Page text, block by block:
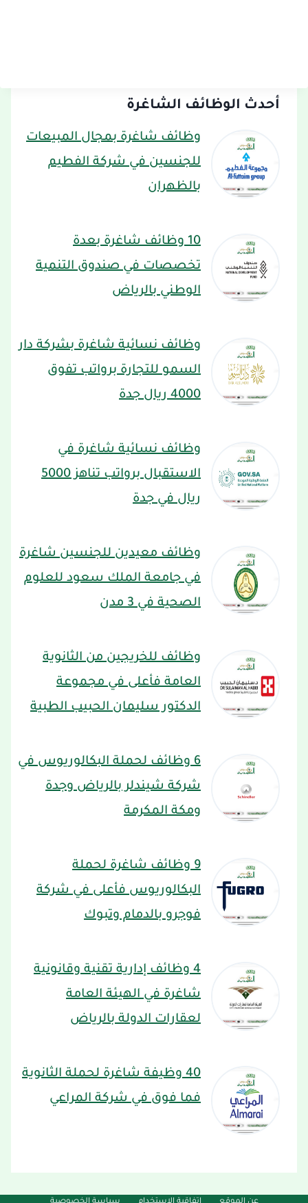
أحدث الوظائف الشاغرة
وظائف شاغرة بمجال المبيعات
للجنسين في شركة الفطيم
بالظهران
10 وظائف شاغرة بعدة
تخصصات في صندوق التنمية
الوطني بالرياض
وظائف نسائية شاغرة بشركة دار
السمو للتجارة برواتب تفوق
4000 ريال جدة
وظائف نسائية شاغرة في
الاستقبال برواتب تناهز 5000
ريال في جدة
وظائف معيدين للجنسين شاغرة
في جامعة الملك سعود للعلوم
الصحية في 3 مدن
وظائف للخريجين من الثانوية
العامة فأعلى في مجموعة
الدكتور سليمان الحبيب الطبية
6 وظائف لحملة البكالوريوس في
شركة شيندلر بالرياض وجدة
ومكة المكرمة
9 وظائف شاغرة لحملة
البكالوريوس فأعلى في شركة
فوجرو بالدمام وتبوك
4 وظائف إدارية تقنية وقانونية
شاغرة في الهيئة العامة
لعقارات الدولة بالرياض
40 وظيفة شاغرة لحملة الثانوية
فما فوق في شركة المراعي